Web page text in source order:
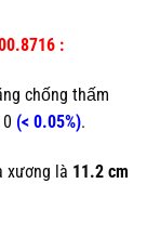
:
chống thấm
(< 0.05%).
xương là 11.2 cm